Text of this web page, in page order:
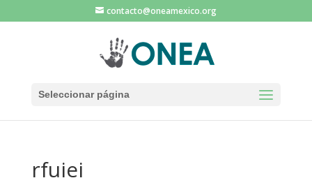
contacto@oneamexico.org
Seleccionar página
rfuiei